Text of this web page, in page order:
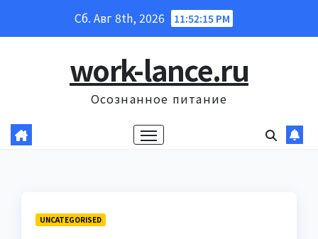
Сб. Авг 8th, 2026 11:52:16 PM
work-lance.ru
Осознанное питание
UNCATEGORISED